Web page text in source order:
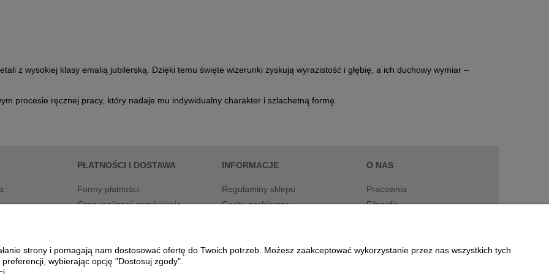
z wysokiej klasy emalią jubilerską. Dzięki temu święte wizerunki zyskują wyrazistość i głębię, a ich duchowy wymiar –
procesie ręcznej pracy, który nadaje mu indywidualny charakter i szlachetną formę.
PŁATNOŚCI I DOSTAWA
Formy płatności
Czas realizacji zamówienia
INFORMACJE
Regulaminy sklepu
Cechy probiercze
O NAS
Pracownia
Filozofia
strony i pomagają nam dostosować ofertę do Twoich potrzeb. Możesz zaakceptować wykorzystanie przez nas wszystkich tych
wybierając opcję "Dostosuj zgody".